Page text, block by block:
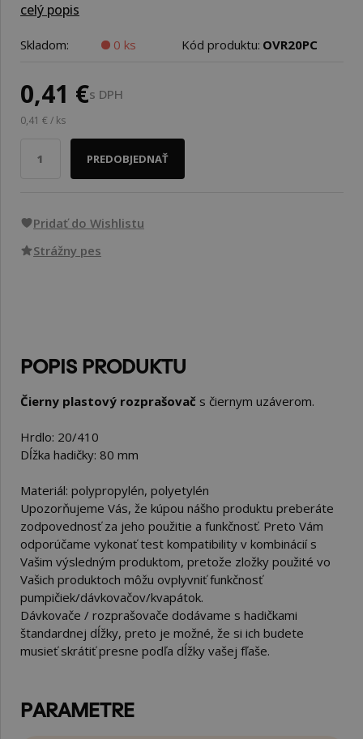
celý popis
Skladom: 0 ks Kód produktu: OVR20PC
0,41 €s DPH
0,41 € / ks
PREDOBJEDNAŤ
Pridať do Wishlistu
Strážny pes
POPIS PRODUKTU
Čierny plastový rozprašovač s čiernym uzáverom.
Hrdlo: 20/410
Dĺžka hadičky: 80 mm
Materiál: polypropylén, polyetylén
Upozorňujeme Vás, že kúpou nášho produktu preberáte
zodpovednosť za jeho použitie a funkčnosť. Preto Vám
odporúčame vykonať test kompatibility v kombinácií s
Vašim výsledným produktom, pretože zložky použité vo
Vašich produktoch môžu ovplyvniť funkčnosť
pumpičiek/dávkovačov/kvapátok.
Dávkovače / rozprašovače dodávame s hadičkami
štandardnej dĺžky, preto je možné, že si ich budete
musieť skrátiť presne podľa dĺžky vašej fľaše.
PARAMETRE